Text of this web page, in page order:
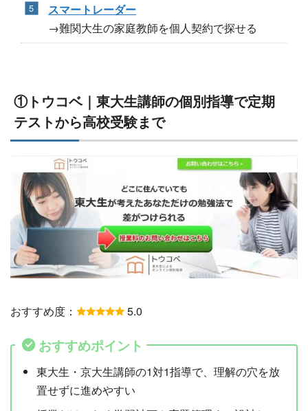
スマートレーダー
→難関大生の家庭教師を個人契約で探せる
①トウコベ｜東大生講師の個別指導で定期
テストから高校受験まで
おすすめ度： 5.0
おすすめポイント
東大生・京大生講師の1対1指導で、理解の穴を放
置せずに進めやすい